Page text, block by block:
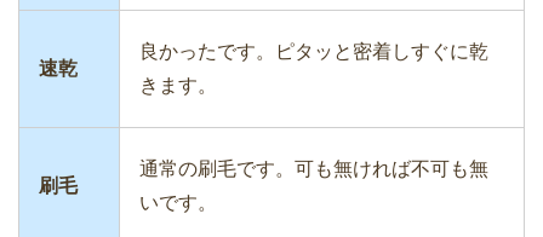
速乾
良かったです。ピタッと密着しすぐに乾
きます。
刷毛
通常の刷毛です。可も無ければ不可も無
いです。